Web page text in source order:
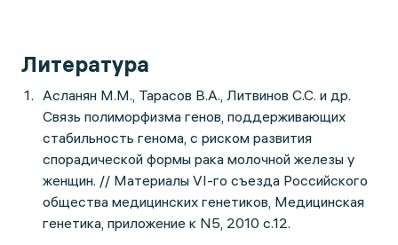
Литература
Асланян М.М., Тарасов В.А., Литвинов С.С. и др.
Связь полиморфизма генов, поддерживающих
стабильность генома, с риском развития
спорадической формы рака молочной железы у
женщин. // Материалы VI-го съезда Российского
общества медицинских генетиков, Медицинская
генетика, приложение к N5, 2010 с.12.